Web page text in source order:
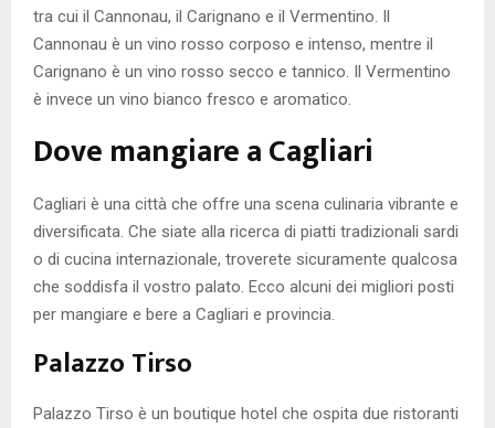
tra cui il Cannonau, il Carignano e il Vermentino. Il
Cannonau è un vino rosso corposo e intenso, mentre il
Carignano è un vino rosso secco e tannico. Il Vermentino
è invece un vino bianco fresco e aromatico.
Dove mangiare a Cagliari
Cagliari è una città che offre una scena culinaria vibrante e
diversificata. Che siate alla ricerca di piatti tradizionali sardi
o di cucina internazionale, troverete sicuramente qualcosa
che soddisfa il vostro palato. Ecco alcuni dei migliori posti
per mangiare e bere a Cagliari e provincia.
Palazzo Tirso
Palazzo Tirso è un boutique hotel che ospita due ristoranti